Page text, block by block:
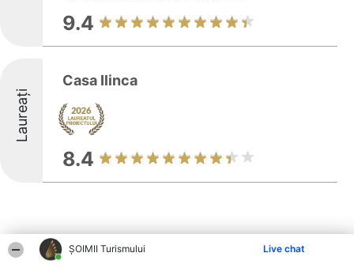
ȘOIMII Turismului Live chat
9.4
Laureați
Casa Ilinca
8.4